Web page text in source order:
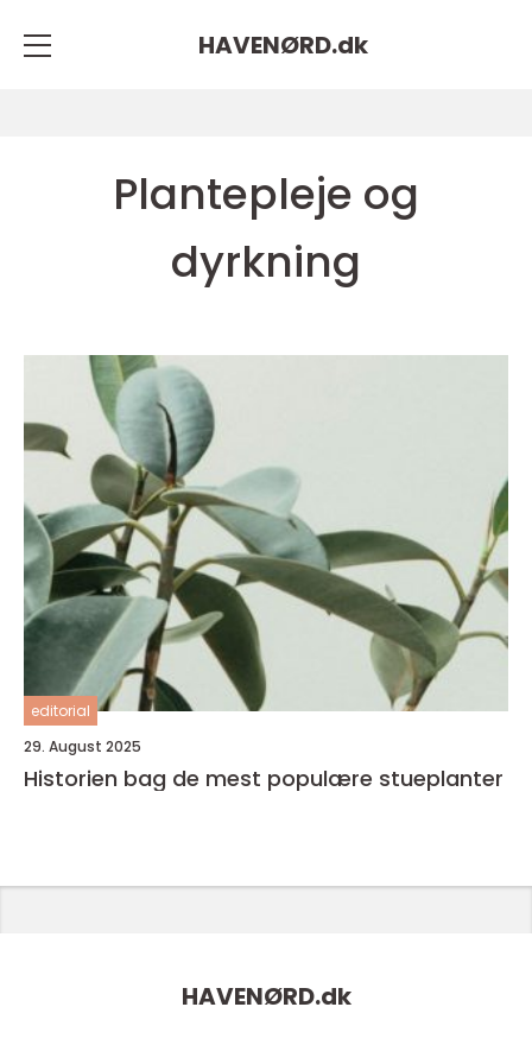
HAVENØRD.dk
Plantepleje og
dyrkning
editorial
29. August 2025
Historien bag de mest populære stueplanter
HAVENØRD.dk